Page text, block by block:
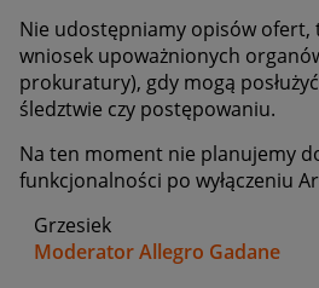
Nie udostępniamy opisów ofert,
wniosek upoważnionych
prokuratury), gdy mogą
śledztwie czy postępowaniu.
Na ten moment nie planujemy
funkcjonalności po wyłączeniu
Grzesiek
Moderator Allegro Gadane